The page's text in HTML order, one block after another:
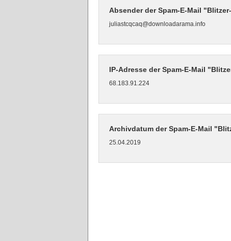
Absender der Spam-E-Mail
juliastcqcaq@downloadarama.info
IP-Adresse der Spam-E-Mail
68.183.91.224
Archivdatum der Spam-E-Mail
25.04.2019